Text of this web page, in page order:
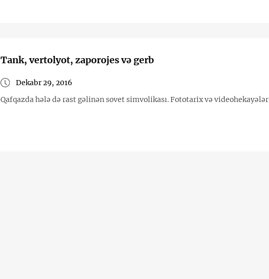
Tank, vertolyot, zaporojes və gerb
Dekabr 29, 2016
Qafqazda hələ də rast gəlinən sovet simvolikası. Fototarix və videohekayələr